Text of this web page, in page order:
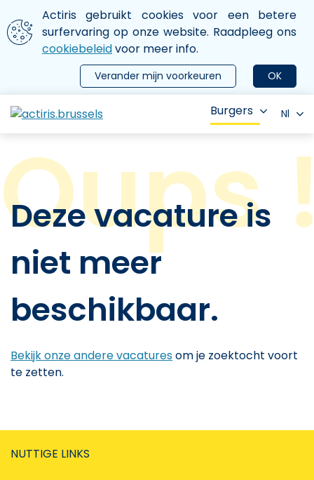
Aller au contenu principal
We gebruiken cookies
Actiris gebruikt cookies voor een betere
surfervaring op onze website. Raadpleeg ons
cookiebeleidvoor meer info.
OK
Verander mijn voorkeuren
le menu
Burgers Nl
Deze vacature is
niet meer
beschikbaar.
Bekijk onze andere vacaturesom je zoektocht voort
te zetten.
NUTTIGE LINKS